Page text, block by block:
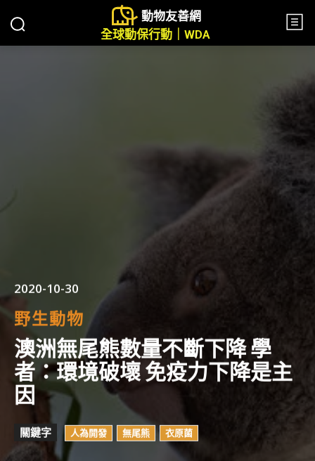
動物友善網
全球動保行動｜WDA
2020-10-30
野生動物
澳洲無尾熊數量不斷下降 學
者：環境破壞 免疫力下降是主
因
關鍵字 人為開發 無尾熊 衣原菌